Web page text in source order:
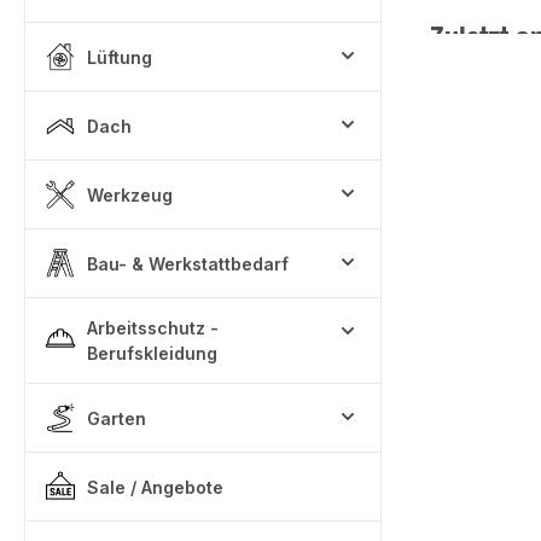
Lüftung
Dach
Werkzeug
Bau- & Werkstattbedarf
Arbeitsschutz -
Berufskleidung
Garten
Sale / Angebote
Zuletzt